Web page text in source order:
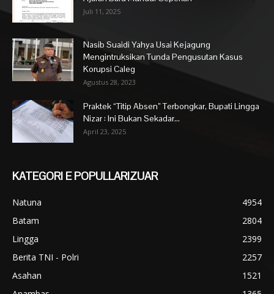
Juli 11, 2025
Nasib Suaidi Yahya Usai Kejagung
Mengintruksikan Tunda Pengusutan Kasus
Korupsi Caleg
Agustus 28, 2023
Praktek “Titip Absen” Terbongkar, Bupati Lingga
Nizar : Ini Bukan Sekadar...
April 23, 2025
KATEGORI E POPULLARIZUAR
Natuna
4954
Batam
2804
Lingga
2399
Berita TNI - Polri
2257
Asahan
1521